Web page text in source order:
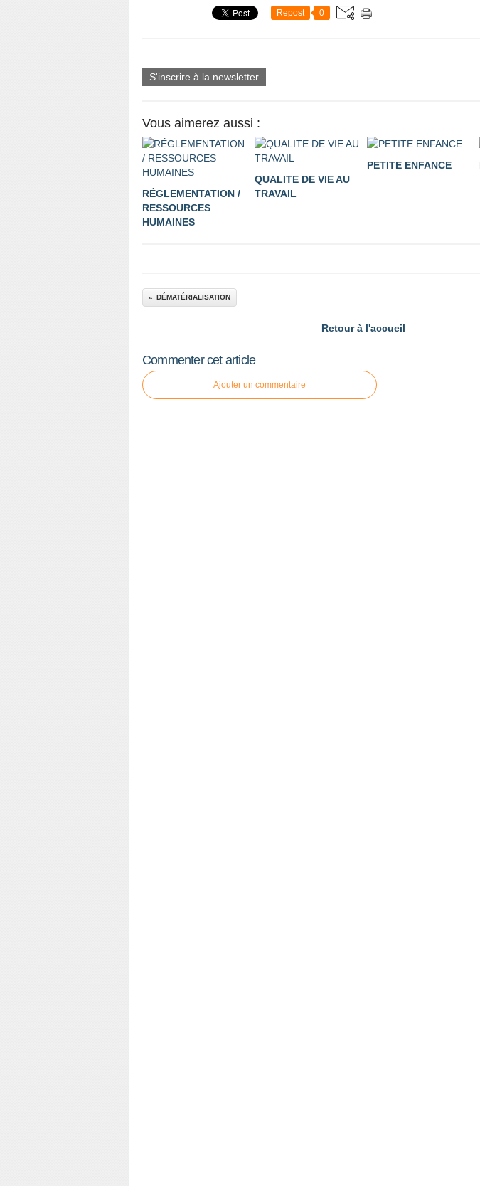
Repost 0
S'inscrire à la newsletter
Vous aimerez aussi :
RÉGLEMENTATION /
RESSOURCES
HUMAINES
QUALITE DE VIE AU
TRAVAIL
PETITE ENFANCE
DÉMATÉRIALISATION
Retour à l'accueil
Commenter cet article
Ajouter un commentaire